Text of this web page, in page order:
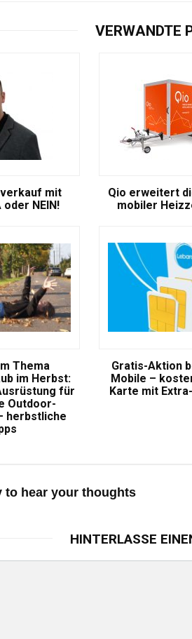
VERWANDTE
mit
NEIN!
Qio erweitert
mobiler
Thema
im Herbst:
für
Outdoor-
herbstliche
Gratis-Aktion
Mobile –
Karte mit
to hear your thoughts
HINTERLASSE